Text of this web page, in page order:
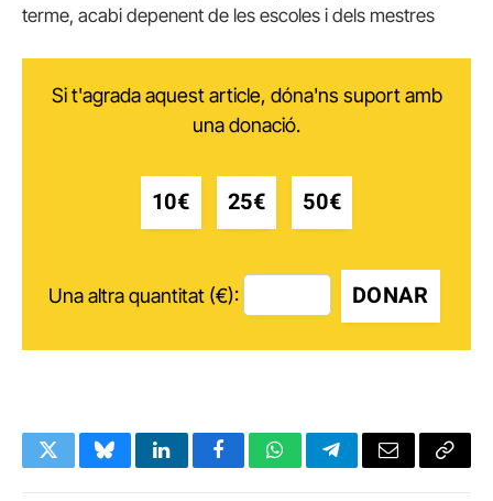
terme, acabi depenent de les escoles i dels mestres
Si t'agrada aquest article, dóna'ns suport amb
una donació.
10€ 25€ 50€
Una altra quantitat (€): DONAR
TwitterBlueskyLinkedInFacebookWhatsAppTelegramEmail Copy